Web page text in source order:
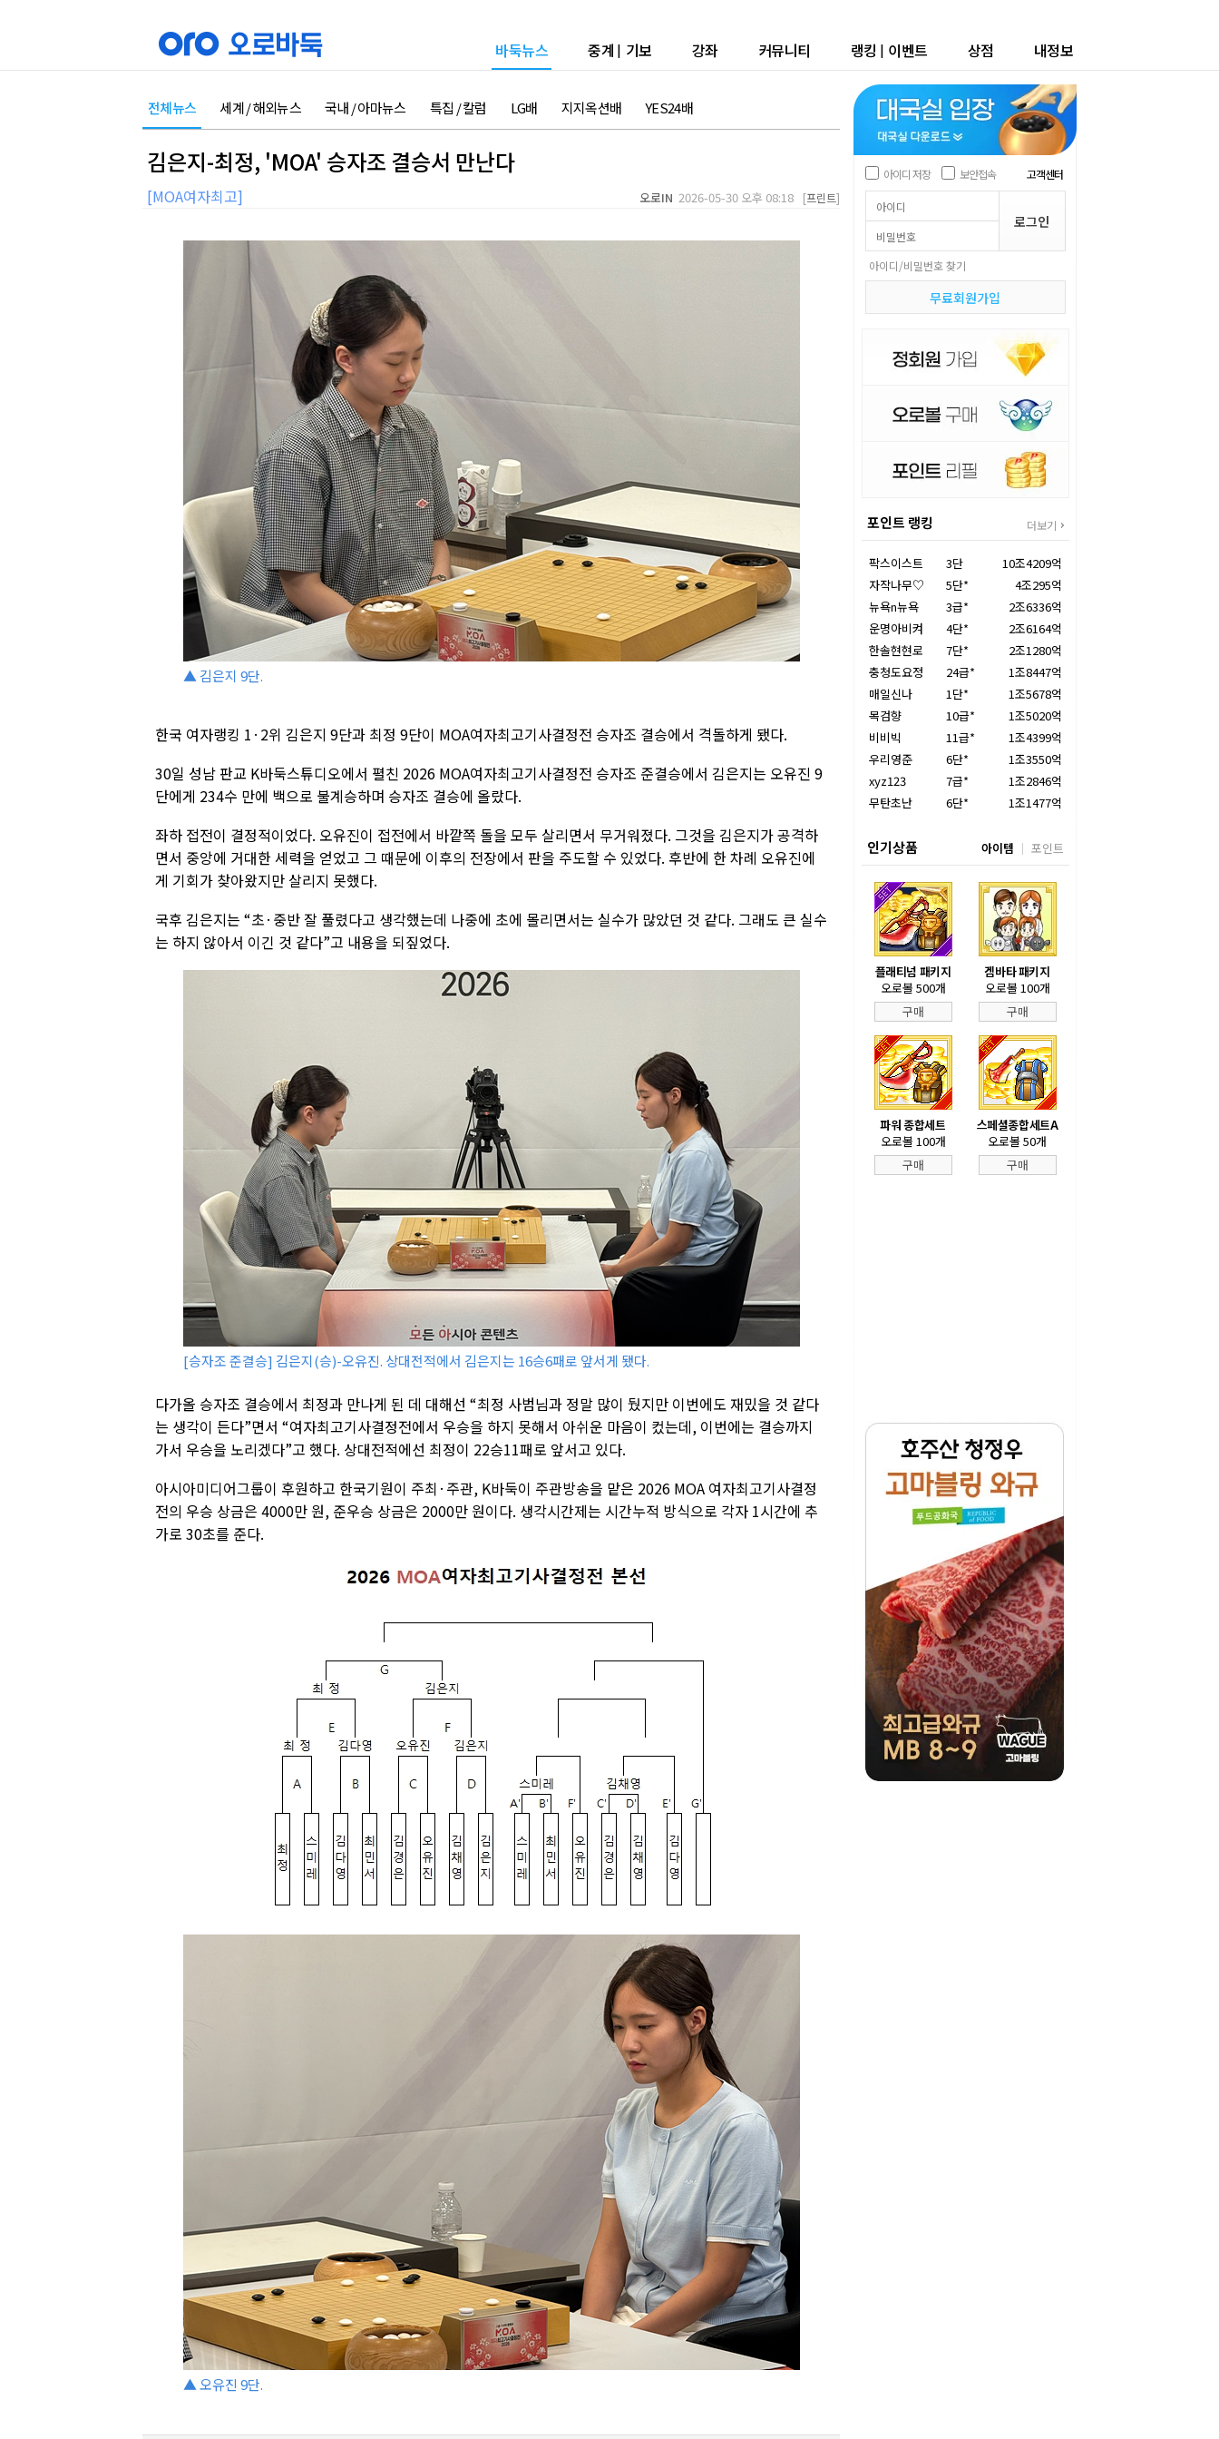
바둑뉴스 중계 | 기보 강좌 커뮤니티 랭킹 | 이벤트 상점 내정보
전체뉴스 세계 / 해외뉴스 국내 / 아마뉴스 특집 / 칼럼 LG배 지지옥션배 YES24배
김은지-최정, 'MOA' 승자조 결승서 만난다
[MOA여자최고] 오로IN 2026-05-30 오후 08:18 [프린트]
▲ 김은지 9단.
한국 여자랭킹 1·2위 김은지 9단과 최정 9단이 MOA여자최고기사결정전 승자조 결승에서 격돌하게 됐다.
30일 성남 판교 K바둑스튜디오에서 펼친 2026 MOA여자최고기사결정전 승자조 준결승에서 김은지는 오유진 9
단에게 234수 만에 백으로 불계승하며 승자조 결승에 올랐다.
좌하 접전이 결정적이었다. 오유진이 접전에서 바깥쪽 돌을 모두 살리면서 무거워졌다. 그것을 김은지가 공격하
면서 중앙에 거대한 세력을 얻었고 그 때문에 이후의 전장에서 판을 주도할 수 있었다. 후반에 한 차례 오유진에
게 기회가 찾아왔지만 살리지 못했다.
국후 김은지는 “초·중반 잘 풀렸다고 생각했는데 나중에 초에 몰리면서는 실수가 많았던 것 같다. 그래도 큰 실수
는 하지 않아서 이긴 것 같다”고 내용을 되짚었다.
[승자조 준결승] 김은지(승)-오유진. 상대전적에서 김은지는 16승6패로 앞서게 됐다.
다가올 승자조 결승에서 최정과 만나게 된 데 대해선 “최정 사범님과 정말 많이 뒀지만 이번에도 재밌을 것 같다
는 생각이 든다”면서 “여자최고기사결정전에서 우승을 하지 못해서 아쉬운 마음이 컸는데, 이번에는 결승까지
가서 우승을 노리겠다”고 했다. 상대전적에선 최정이 22승11패로 앞서고 있다.
아시아미디어그룹이 후원하고 한국기원이 주최·주관, K바둑이 주관방송을 맡은 2026 MOA 여자최고기사결정
전의 우승 상금은 4000만 원, 준우승 상금은 2000만 원이다. 생각시간제는 시간누적 방식으로 각자 1시간에 추
가로 30초를 준다.
▲ 오유진 9단.
아이디 저장 보안접속 고객센터
아이디/비밀번호 찾기
무료회원가입
포인트 랭킹 더보기
팍스이스트 3단
10조4209억
자작나무♡
5단*
4조295억
뉴욕n뉴욕
3급*
2조6336억
운명아비켜
4단*
2조6164억
한솔현현로
7단*
2조1280억
충청도요정
24급*
1조8447억
매일신나
1단*
1조5678억
목검향
10급*
1조5020억
비비빅
11급*
1조4399억
우리영준
6단*
1조3550억
xyz123
7급*
1조2846억
무탄초난
6단* 1조1477억
인기상품 아이템 포인트
플래티넘 패키지
오로볼 500개
구매
겜바타 패키지
오로볼 100개
구매
파워 종합세트
오로볼 100개
구매
스페셜종합세트A
오로볼 50개
구매